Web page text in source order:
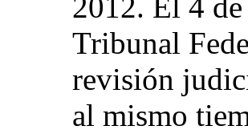
2012. El 4
Tribunal
revisión
al mismo